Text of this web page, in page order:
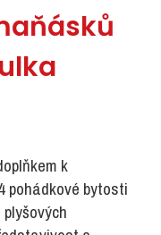
k
pohádkové bytosti